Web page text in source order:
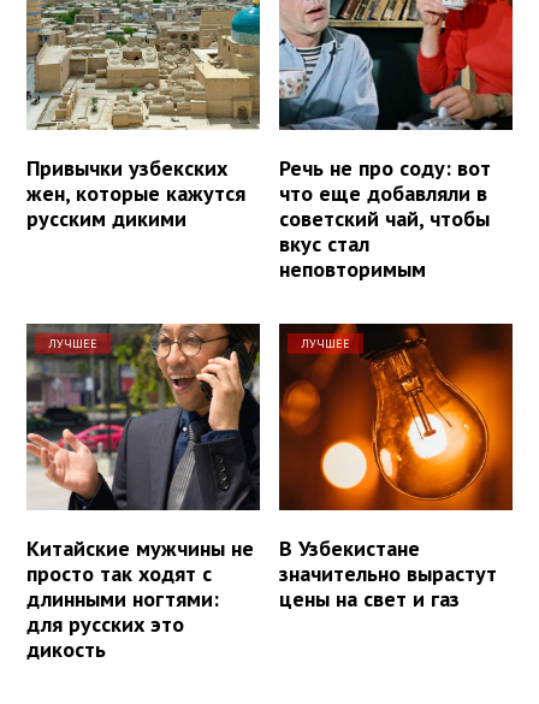
Привычки узбекских
жен, которые кажутся
русским дикими
Речь не про соду: вот
что еще добавляли в
советский чай, чтобы
вкус стал
неповторимым
ЛУЧШЕЕ
Китайские мужчины не
просто так ходят с
длинными ногтями:
для русских это
дикость
ЛУЧШЕЕ
В Узбекистане
значительно вырастут
цены на свет и газ